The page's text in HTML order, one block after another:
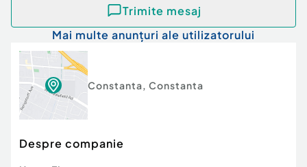
Trimite mesaj
Mai multe anunțuri ale utilizatorului
Constanta, Constanta
Despre companie